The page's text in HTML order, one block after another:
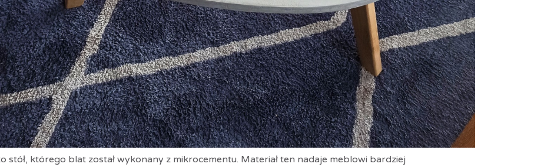
stół, którego blat został wykonany z mikrocementu. Materiał ten nadaje meblowi bardziej